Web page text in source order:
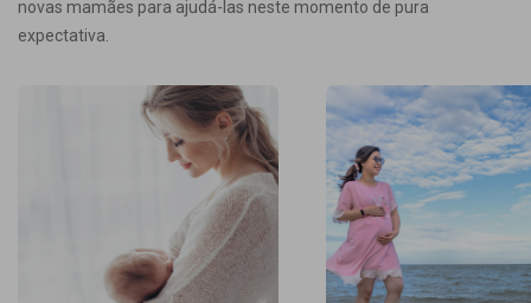
novas mamães para ajudá-las neste momento de pura
expectativa.